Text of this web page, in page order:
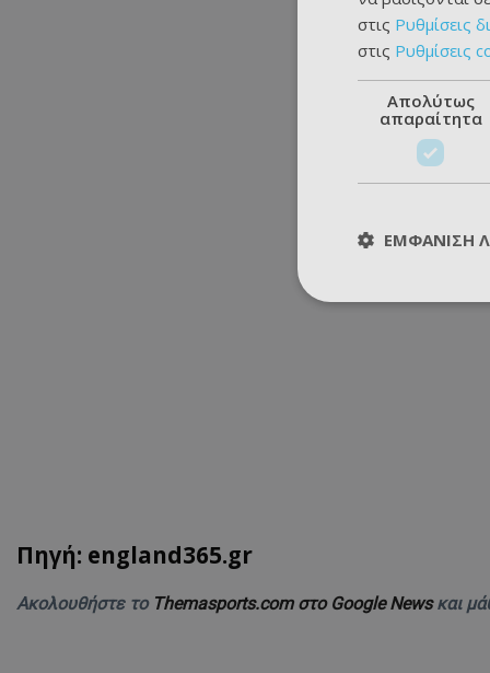
Πηγή: england365.gr
Ακολουθήστε το Themasports.com στο Google Newsκαι
στις Ρυθμίσεις
στις Ρυθμίσεις
Απολύτως
απαραίτητα
ΕΜΦΆΝΙΣΗ